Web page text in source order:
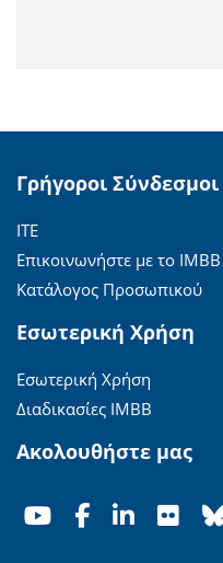
Γρήγοροι Σύνδεσμοι
ΙΤΕ
Επικοινωνήστε με το ΙΜΒΒ
Κατάλογος Προσωπικού
Εσωτερική Χρήση
Εσωτερική Χρήση
Διαδικασίες ΙΜΒΒ
Ακολουθήστε μας